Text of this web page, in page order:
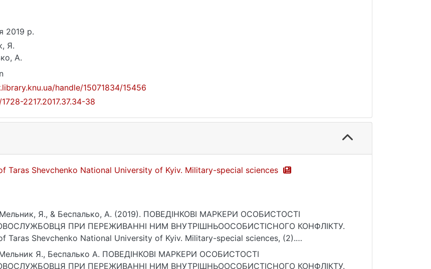
2019 р.
Я.
А.
handle/15071834/15456
1728-2217.2017.37.34-38
Taras Shevchenko National University of Kyiv. Military-special sciences
Я., & Беспалько, А. (2019). ПОВЕДІНКОВІ МАРКЕРИ ОСОБИСТОСТІ
ПРИ ПЕРЕЖИВАННІ НИМ ВНУТРІШНЬООСОБИСТІСНОГО КОНФЛІКТУ.
Taras Shevchenko National University of Kyiv. Military-special sciences, (2).
10.17721/1728-2217.2017.37.34-38
Я., Беспалько А. ПОВЕДІНКОВІ МАРКЕРИ ОСОБИСТОСТІ
ПРИ ПЕРЕЖИВАННІ НИМ ВНУТРІШНЬООСОБИСТІСНОГО КОНФЛІКТУ.